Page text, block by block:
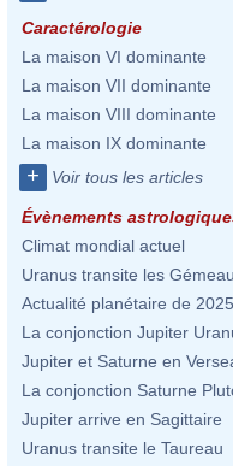
Caractérologie
La maison VI dominante
La maison VII dominante
La maison VIII dominante
La maison IX dominante
+ Voir tous les articles
Évènements
Climat mondial actuel
Uranus transite les
Actualité planétaire de 2025
La conjonction Jupiter
Jupiter et Saturne en
La conjonction Saturne
Jupiter arrive en Sagittaire
Uranus transite le Taureau